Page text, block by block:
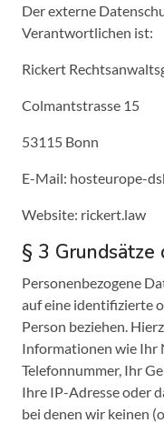
Der externe
Verantwortlichen ist:
Rickert
Colmantstrasse 15
53115 Bonn
E-Mail: hosteurope-
Website: rickert.law
§ 3 Grundsätze
Personenbezogene
auf eine identifizierte
Person beziehen.
Informationen wie Ihr
Telefonnummer, Ihr
Ihre IP-Adresse oder
bei denen wir keinen